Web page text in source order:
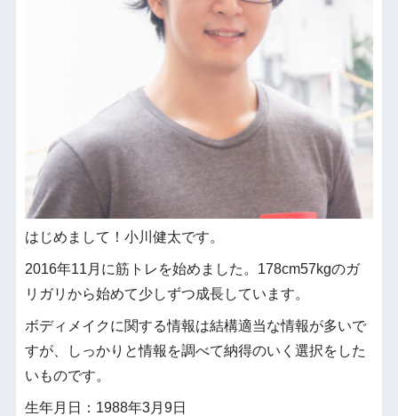
はじめまして！小川健太です。
2016年11月に筋トレを始めました。178cm57kgのガ
リガリから始めて少しずつ成長しています。
ボディメイクに関する情報は結構適当な情報が多いで
すが、しっかりと情報を調べて納得のいく選択をした
いものです。
生年月日：1988年3月9日